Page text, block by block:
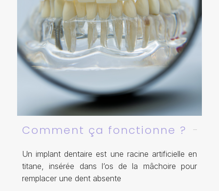
Comment ça fonctionne ?
Un implant dentaire est une racine artificielle en
titane, insérée dans l’os de la mâchoire pour
remplacer une dent absente